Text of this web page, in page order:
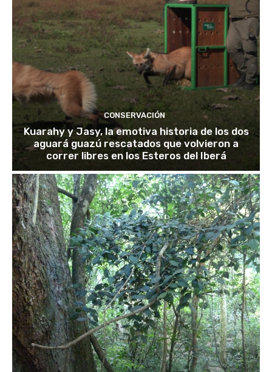
CONSERVACIÓN
Kuarahy y Jasy, la emotiva historia de los dos
aguará guazú rescatados que volvieron a
correr libres en los Esteros del Iberá